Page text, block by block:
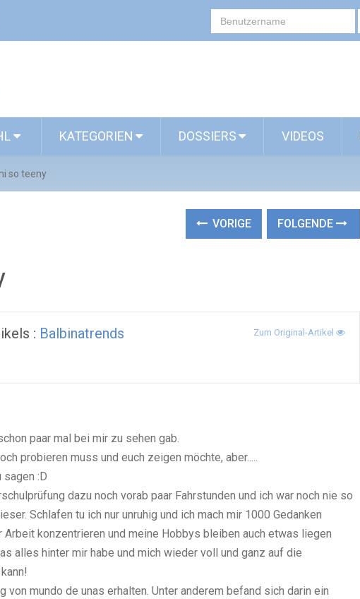
KATEGORIEN DOSSIERS VIDEOS
so teeny
VORIGE FOLGENDE
: Balbinatrends Zum Original-Artikel
paar mal bei mir zu sehen gab.
probieren muss und euch zeigen möchte, aber.....
sagen :D
dazu noch vorab paar Fahrstunden und ich war noch nie so
Schlafen tu ich nur unruhig und ich mach mir 1000 Gedanken
Arbeit konzentrieren und meine Hobbys bleiben auch etwas liegen
alles hinter mir habe und mich wieder voll und ganz auf die
von mundo de unas erhalten. Unter anderem befand sich darin ein